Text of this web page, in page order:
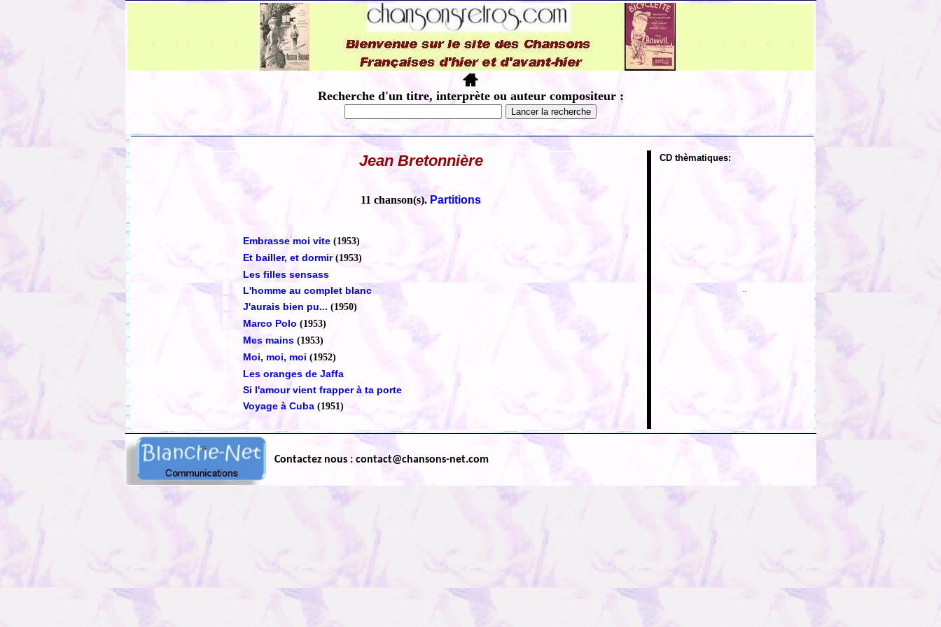
Recherche d'un titre, interprète ou auteur compositeur :
Jean Bretonnière
11 chanson(s). Partitions
Embrasse moi vite (1953)
Et bailler, et dormir (1953)
Les filles sensass
L'homme au complet blanc
J'aurais bien pu... (1950)
Marco Polo (1953)
Mes mains (1953)
Moi, moi, moi (1952)
Les oranges de Jaffa
Si l'amour vient frapper à ta porte
Voyage à Cuba (1951)
CD thèmatiques:
Contactez nous : contact@chansons-net.com